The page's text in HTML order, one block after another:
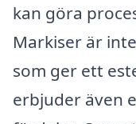
kan göra
Markiser är
som ger ett
erbjuder även